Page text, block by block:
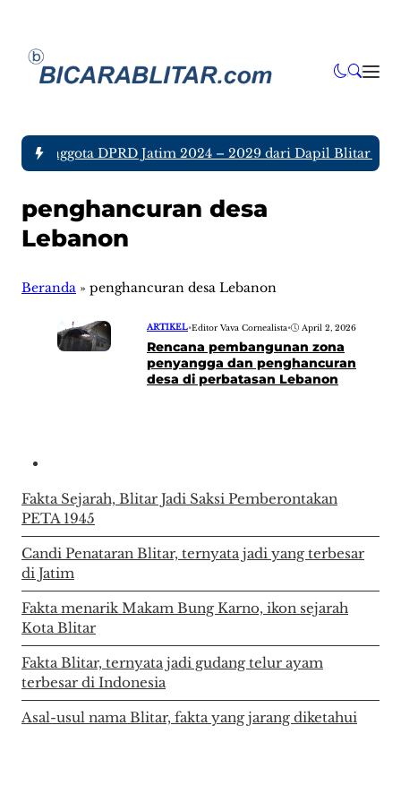
Anggota DPRD Jatim 2024 – 2029 dari Dapil Blitar dan
penghancuran desa
Lebanon
Beranda » penghancuran desa Lebanon
ARTIKEL•Editor Vava Cornealista• April 2, 2026
Rencana pembangunan zona
penyangga dan penghancuran
desa di perbatasan Lebanon
Fakta Sejarah, Blitar Jadi Saksi Pemberontakan
PETA 1945
Candi Penataran Blitar, ternyata jadi yang terbesar
di Jatim
Fakta menarik Makam Bung Karno, ikon sejarah
Kota Blitar
Fakta Blitar, ternyata jadi gudang telur ayam
terbesar di Indonesia
Asal-usul nama Blitar, fakta yang jarang diketahui